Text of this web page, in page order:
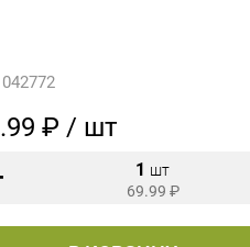
₽ / шт
1 шт
69.99 ₽